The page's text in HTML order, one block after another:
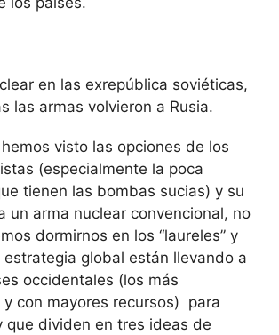
en las exrepública soviéticas,
las armas volvieron a Rusia.
visto las opciones de los
(especialmente la poca
tienen las bombas sucias) y su
un arma nuclear convencional, no
dormirnos en los “laureles” y
estrategia global están llevando a
occidentales (los más
y con mayores recursos) para
que dividen en tres ideas de